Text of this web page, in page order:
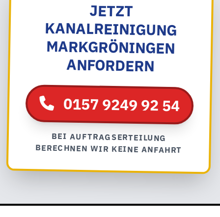
JETZT
KANALREINIGUNG
MARKGRÖNINGEN
ANFORDERN
0157 9249 92 54
BEI AUFTRAGSERTEILUNG
BERECHNEN WIR KEINE ANFAHRT